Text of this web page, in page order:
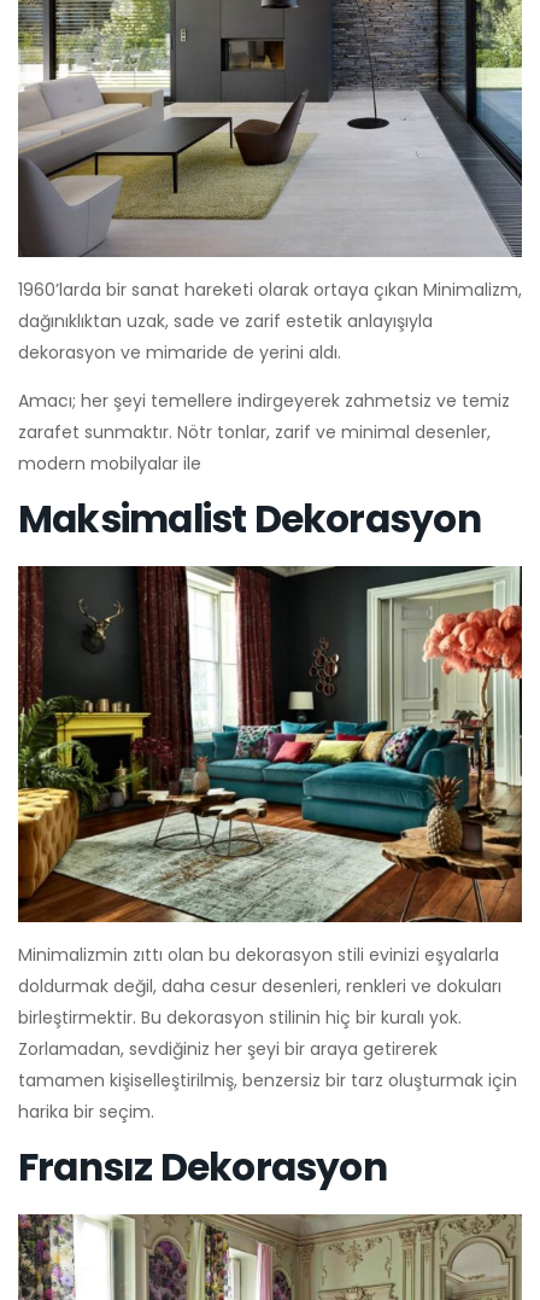
1960’larda bir sanat hareketi olarak ortaya çıkan Minimalizm,
dağınıklıktan uzak, sade ve zarif estetik anlayışıyla
dekorasyon ve mimaride de yerini aldı.
Amacı; her şeyi temellere indirgeyerek zahmetsiz ve temiz
zarafet sunmaktır. Nötr tonlar, zarif ve minimal desenler,
modern mobilyalar ile
Maksimalist Dekorasyon
Minimalizmin zıttı olan bu dekorasyon stili evinizi eşyalarla
doldurmak değil, daha cesur desenleri, renkleri ve dokuları
birleştirmektir. Bu dekorasyon stilinin hiç bir kuralı yok.
Zorlamadan, sevdiğiniz her şeyi bir araya getirerek
tamamen kişiselleştirilmiş, benzersiz bir tarz oluşturmak için
harika bir seçim.
Fransız Dekorasyon